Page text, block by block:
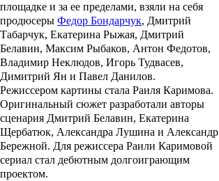
площадке и за ее пределами, взяли на себя
продюсеры Федор Бондарчук, Дмитрий
Табарчук, Екатерина Рыжая, Дмитрий
Белавин, Максим Рыбаков, Антон Федотов,
Владимир Неклюдов, Игорь Тудвасев,
Димитрий Ян и Павел Данилов.
Режиссером картины стала Раиля Каримова.
Оригинальный сюжет разработали авторы
сценария Дмитрий Белавин, Екатерина
Щербатюк, Александра Лушина и Александр
Бережной. Для режиссера Раили Каримовой
сериал стал дебютным долгоиграющим
проектом.